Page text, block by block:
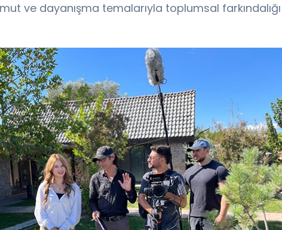
ve dayanışma temalarıyla toplumsal farkındalığı